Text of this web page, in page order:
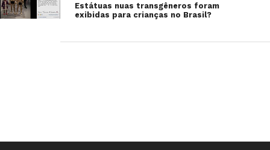
Estátuas nuas transgêneros foram
exibidas para crianças no Brasil?